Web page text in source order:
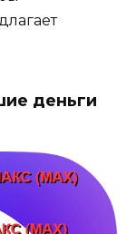
деньги